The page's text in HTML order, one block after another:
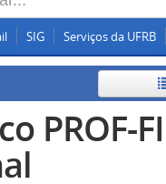
SIG Serviços da UFRB
PROF-